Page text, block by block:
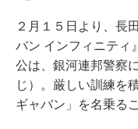
２月１５日より、長
バン インフィニティ
公は、銀河連邦警察
じ）。厳しい訓練を
ギャバン」を名乗る